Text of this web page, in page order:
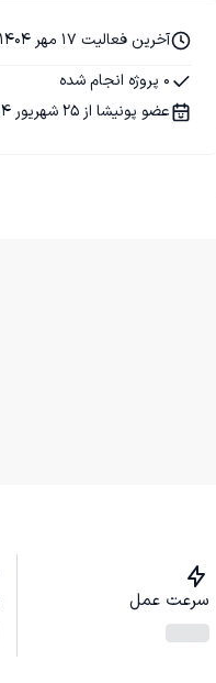
آخرین فعالیت 17 مهر 1404
0 پروژه انجام شده
عضو پونیشا از 25 شهریور 1404
سرعت عمل